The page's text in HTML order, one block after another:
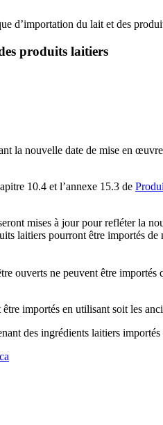
d’importation du lait et des
produits laitiers
la nouvelle date de mise en
10.4 et l’annexe 15.3 de
mises à jour pour refléter la
laitiers pourront être importés
ouverts ne peuvent être importés
importés en utilisant soit les
des ingrédients laitiers